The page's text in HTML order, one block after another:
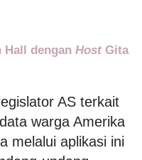
Hall dengan Host Gita
AS terkait
warga Amerika
melalui aplikasi ini